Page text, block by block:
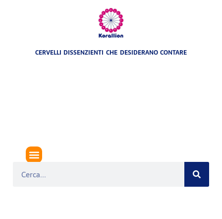
CERVELLI DISSENZIENTI CHE DESIDERANO CONTARE